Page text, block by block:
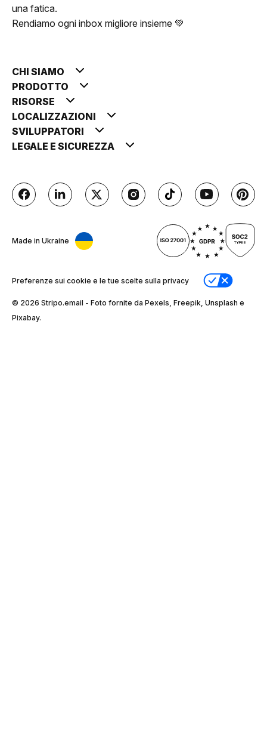
una fatica.
Rendiamo ogni inbox migliore insieme 💚
CHI SIAMO
PRODOTTO
RISORSE
LOCALIZZAZIONI
SVILUPPATORI
LEGALE E SICUREZZA
Made in Ukraine
Preferenze sui cookie e le tue scelte sulla privacy
© 2026 Stripо.email - Foto fornite da Pexels, Freepik, Unsplash e
Pixabay.